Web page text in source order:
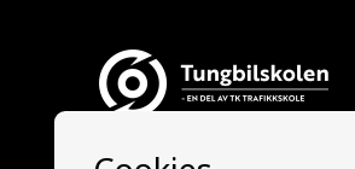
Tungbilskolen AS